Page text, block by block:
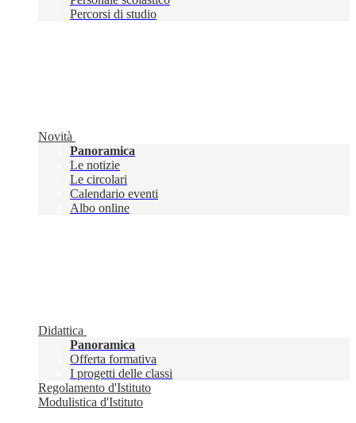
Percorsi di studio
Novità
Panoramica
Le notizie
Le circolari
Calendario eventi
Albo online
Didattica
Panoramica
Offerta formativa
I progetti delle classi
Regolamento d'Istituto
Modulistica d'Istituto